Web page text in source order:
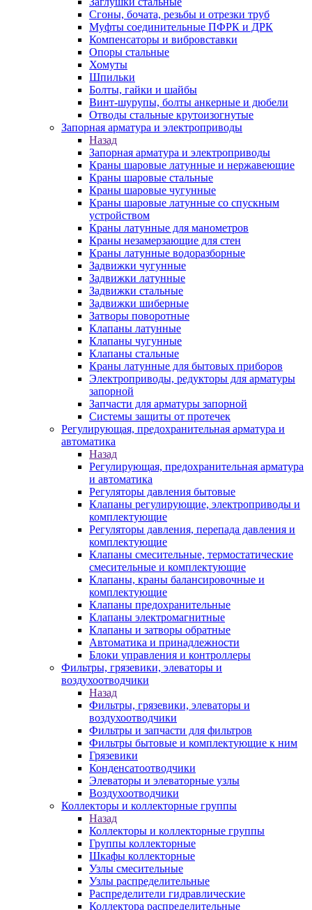
Сгоны, бочата, резьбы и отрезки труб
Муфты соединительные ПФРК и ДРК
Компенсаторы и вибровставки
Опоры стальные
Хомуты
Шпильки
Болты, гайки и шайбы
Винт-шурупы, болты анкерные и дюбели
Отводы стальные крутоизогнутые
Запорная арматура и электроприводы
Назад
Запорная арматура и электроприводы
Краны шаровые латунные и нержавеющие
Краны шаровые стальные
Краны шаровые чугунные
Краны шаровые латунные со спускным
устройством
Краны латунные для манометров
Краны незамерзающие для стен
Краны латунные водоразборные
Задвижки чугунные
Задвижки латунные
Задвижки стальные
Задвижки шиберные
Затворы поворотные
Клапаны латунные
Клапаны чугунные
Клапаны стальные
Краны латунные для бытовых приборов
Электроприводы, редукторы для арматуры
запорной
Запчасти для арматуры запорной
Системы защиты от протечек
Регулирующая, предохранительная арматура и
автоматика
Назад
Регулирующая, предохранительная арматура
и автоматика
Регуляторы давления бытовые
Клапаны регулирующие, электроприводы и
комплектующие
Регуляторы давления, перепада давления и
комплектующие
Клапаны смесительные, термостатические
смесительные и комплектующие
Клапаны, краны балансировочные и
комплектующие
Клапаны предохранительные
Клапаны электромагнитные
Клапаны и затворы обратные
Автоматика и принадлежности
Блоки управления и контроллеры
Фильтры, грязевики, элеваторы и
воздухоотводчики
Назад
Фильтры, грязевики, элеваторы и
воздухоотводчики
Фильтры и запчасти для фильтров
Фильтры бытовые и комплектующие к ним
Грязевики
Конденсатоотводчики
Элеваторы и элеваторные узлы
Воздухоотводчики
Коллекторы и коллекторные группы
Назад
Коллекторы и коллекторные группы
Группы коллекторные
Шкафы коллекторные
Узлы смесительные
Узлы распределительные
Распределители гидравлические
Коллектора распределительные